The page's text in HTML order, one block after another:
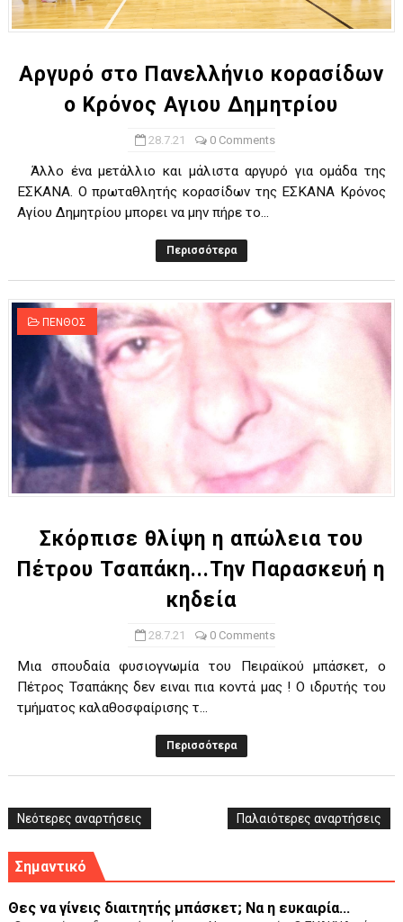
ΧΡΟΝΙΑ ΠΟΛΛΑ ΣΤΟ ΕΛΛΗΝΙΚΟ ΜΠΑΣΚΕΤ : 39Η ΕΠΕΤΕΙΟΣ ΑΠΟ
Ο δρόμος για τον 29ο τελικό κυπέλλου ανδρών ΕΣΚΑΝΑ
U21: Τεράστια πρόκριση για τον Πανελευσινιακό στον
Γ΄ανδρών play offs : "Σκληρό" καρύδι η Φιλία Περάματος
Play off B εφήβων Β φάση Στο f4 ΑΕ Ρέντη, Πέρα , Ερμής
Αργυρό στο Πανελλήνιο κορασίδων
ο Κρόνος Αγιου Δημητρίου
28.7.21 0 Comments
Άλλο ένα μετάλλιο και μάλιστα αργυρό για ομάδα της
ΕΣΚΑΝΑ. Ο πρωταθλητής κορασίδων της ΕΣΚΑΝΑ Κρόνος
Αγίου Δημητρίου μπορει να μην πήρε το...
Περισσότερα
ΠΕΝΘΟΣ
Σκόρπισε θλίψη η απώλεια του
Πέτρου Τσαπάκη...Την Παρασκευή η
κηδεία
28.7.21 0 Comments
Μια σπουδαία φυσιογνωμία του Πειραϊκού μπάσκετ, ο
Πέτρος Τσαπάκης δεν ειναι πια κοντά μας ! Ο ιδρυτής του
τμήματος καλαθοσφαίρισης τ...
Περισσότερα
Νεότερες αναρτήσεις Παλαιότερες αναρτήσεις
Σημαντικό
Θες να γίνεις διαιτητής μπάσκετ; Να η ευκαιρία...